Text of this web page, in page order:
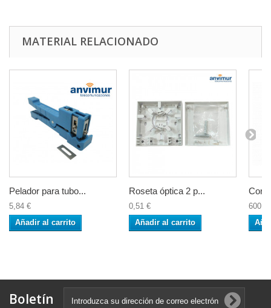
MATERIAL RELACIONADO
Pelador para tubo...
5,84 €
Añadir al carrito
Roseta óptica 2 p...
0,51 €
Añadir al carrito
Boletín